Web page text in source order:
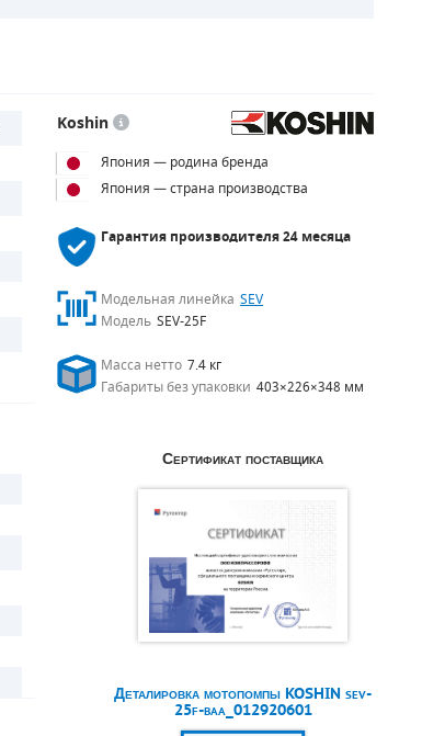
Koshin
Япония — родина бренда
Япония — страна производства
Гарантия производителя24 месяца
Модельная линейка SEV
Модель SEV-25F
Масса нетто 7.4 кг
Габариты без упаковки 403×226×348 мм
Сертификат поставщика
Деталировка мотопомпы KOSHIN sev-
25f-baa_012920601